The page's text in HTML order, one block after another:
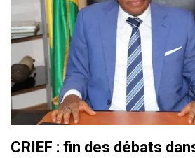
CRIEF : fin des débats